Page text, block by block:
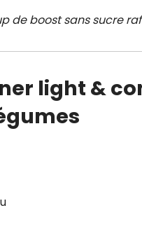
de boost sans sucre
light &